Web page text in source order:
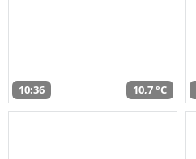
10:36 10,7 °C